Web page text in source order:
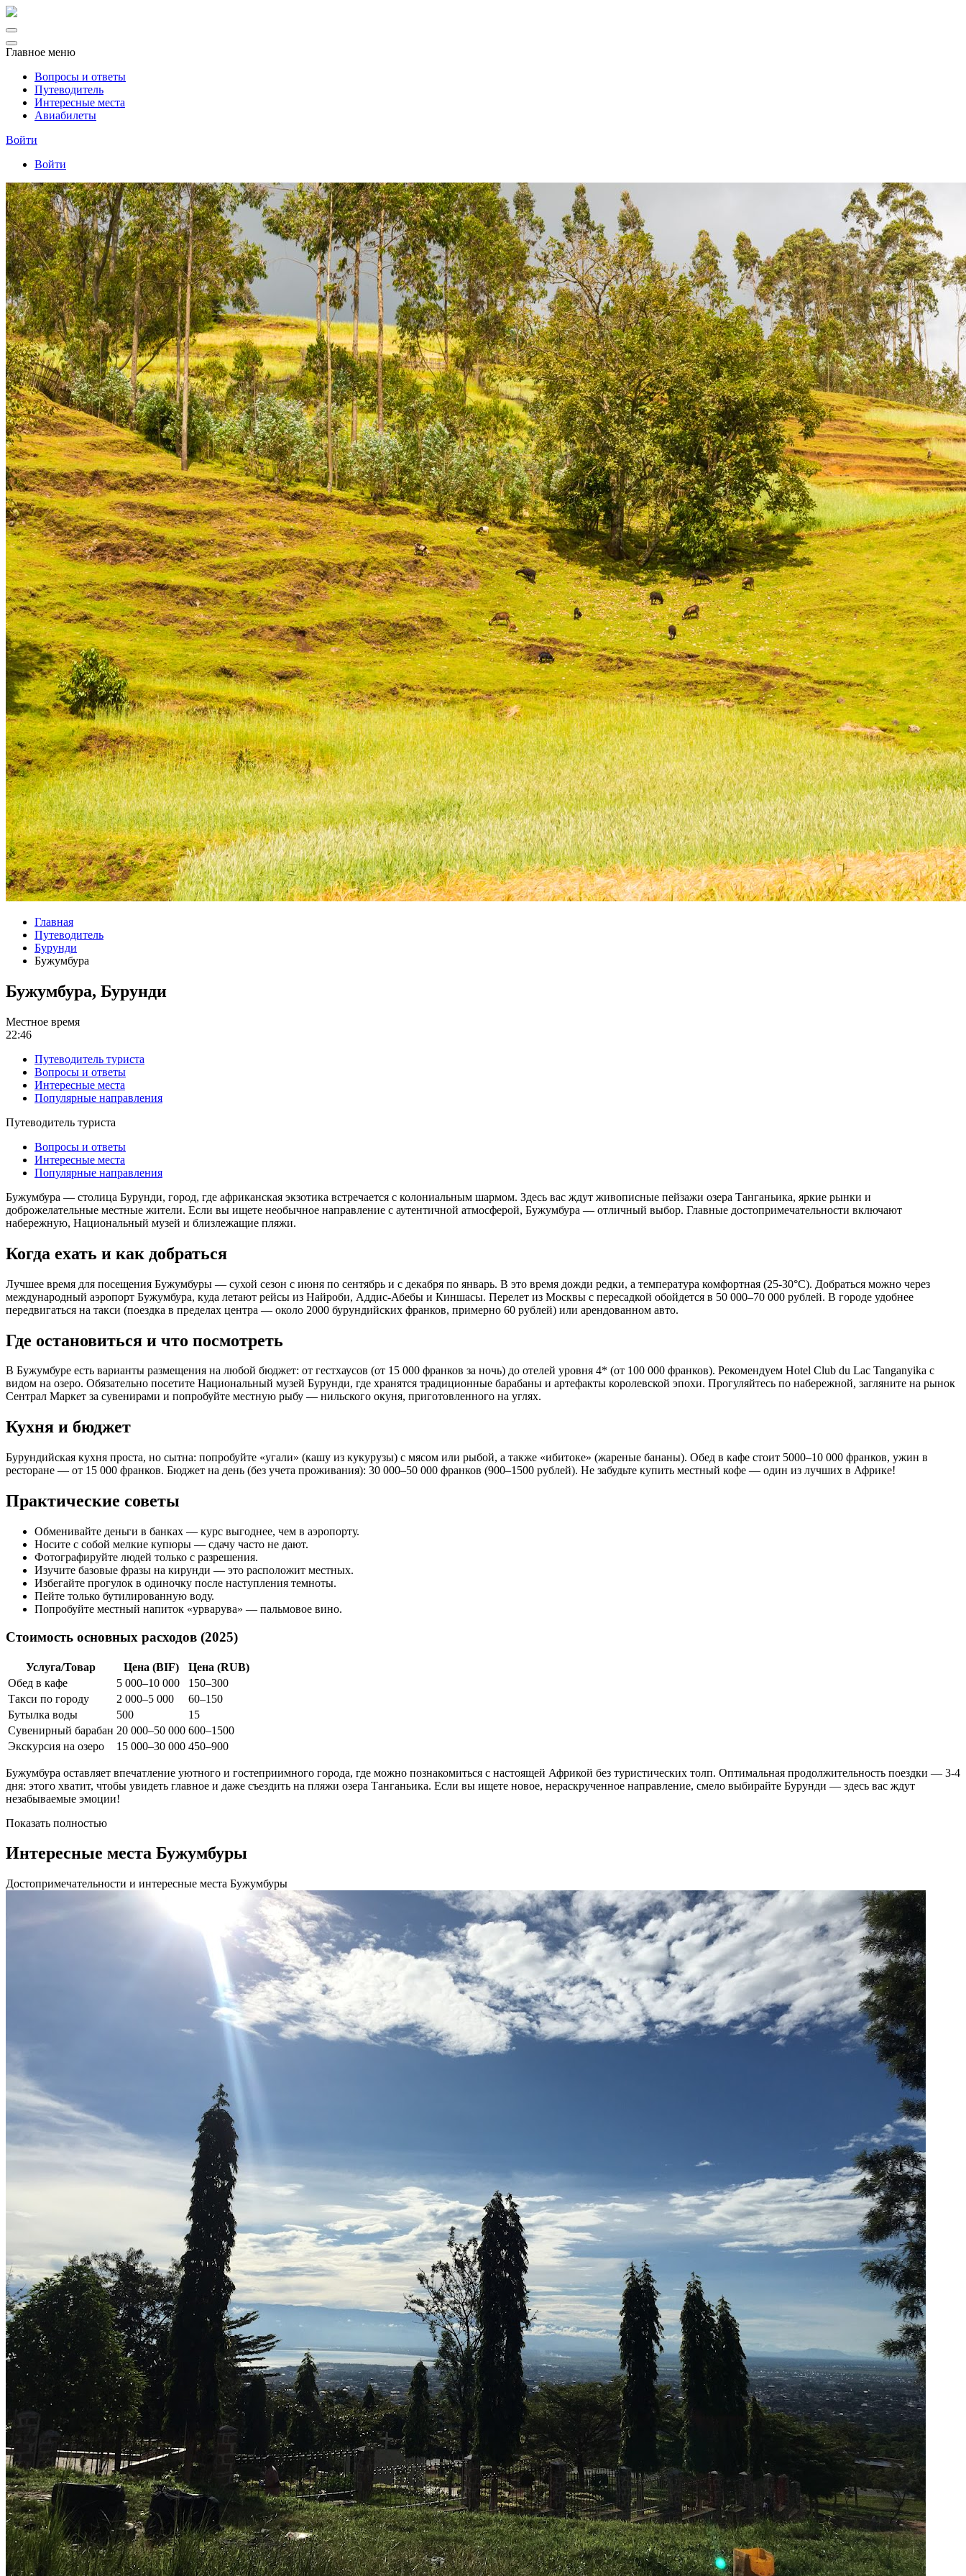
Главное меню
Вопросы и ответы
Путеводитель
Интересные места
Авиабилеты
Войти
Войти
Главная
Путеводитель
Бурунди
Бужумбура
Бужумбура, Бурунди
Местное время
22:46
Путеводитель туриста
Вопросы и ответы
Интересные места
Популярные направления
Путеводитель туриста
Вопросы и ответы
Интересные места
Популярные направления
Бужумбура — столица Бурунди, город, где африканская экзотика встречается с колониальным шармом. Здесь вас ждут живописные пейзажи озера Танганьика, яркие рынки и
доброжелательные местные жители. Если вы ищете необычное направление с аутентичной атмосферой, Бужумбура — отличный выбор. Главные достопримечательности включают
набережную, Национальный музей и близлежащие пляжи.
Когда ехать и как добраться
Лучшее время для посещения Бужумбуры — сухой сезон с июня по сентябрь и с декабря по январь. В это время дожди редки, а температура комфортная (25-30°C). Добраться можно через
международный аэропорт Бужумбура, куда летают рейсы из Найроби, Аддис-Абебы и Киншасы. Перелет из Москвы с пересадкой обойдется в 50 000–70 000 рублей. В городе удобнее
передвигаться на такси (поездка в пределах центра — около 2000 бурундийских франков, примерно 60 рублей) или арендованном авто.
Где остановиться и что посмотреть
В Бужумбуре есть варианты размещения на любой бюджет: от гестхаусов (от 15 000 франков за ночь) до отелей уровня 4* (от 100 000 франков). Рекомендуем Hotel Club du Lac Tanganyika с
видом на озеро. Обязательно посетите Национальный музей Бурунди, где хранятся традиционные барабаны и артефакты королевской эпохи. Прогуляйтесь по набережной, загляните на рынок
Сентрал Маркет за сувенирами и попробуйте местную рыбу — нильского окуня, приготовленного на углях.
Кухня и бюджет
Бурундийская кухня проста, но сытна: попробуйте «угали» (кашу из кукурузы) с мясом или рыбой, а также «ибитоке» (жареные бананы). Обед в кафе стоит 5000–10 000 франков, ужин в
ресторане — от 15 000 франков. Бюджет на день (без учета проживания): 30 000–50 000 франков (900–1500 рублей). Не забудьте купить местный кофе — один из лучших в Африке!
Практические советы
Обменивайте деньги в банках — курс выгоднее, чем в аэропорту.
Носите с собой мелкие купюры — сдачу часто не дают.
Фотографируйте людей только с разрешения.
Изучите базовые фразы на кирунди — это расположит местных.
Избегайте прогулок в одиночку после наступления темноты.
Пейте только бутилированную воду.
Попробуйте местный напиток «урварува» — пальмовое вино.
Стоимость основных расходов (2025)
Услуга/Товар Цена (BIF)
Цена (RUB)
Обед в кафе
5 000–10 000
150–300
Такси по городу
2 000–5 000
60–150
Бутылка воды
500
15
Сувенирный барабан 20 000–50 000 600–1500
Экскурсия на озеро
15 000–30 000 450–900
Бужумбура оставляет впечатление уютного и гостеприимного города, где можно познакомиться с настоящей Африкой без туристических толп. Оптимальная продолжительность поездки — 3-4
дня: этого хватит, чтобы увидеть главное и даже съездить на пляжи озера Танганьика. Если вы ищете новое, нераскрученное направление, смело выбирайте Бурунди — здесь вас ждут
незабываемые эмоции!
Показать полностью
Интересные места Бужумбуры
Достопримечательности и интересные места Бужумбуры